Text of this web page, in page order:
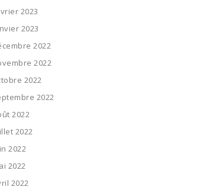
2023
2023
2022
2022
2022
2022
2022
2022
2022
2022
2022